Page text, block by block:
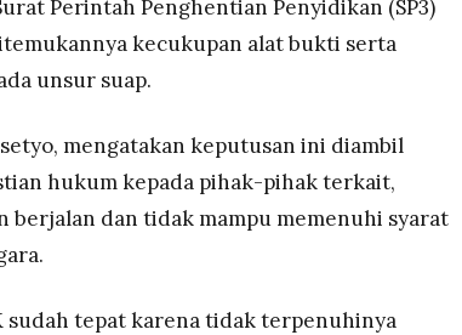
Perintah Penghentian Penyidikan (SP3)
kecukupan alat bukti serta
unsur suap.
mengatakan keputusan ini diambil
hukum kepada pihak-pihak terkait,
berjalan dan tidak mampu memenuhi syarat
sudah tepat karena tidak terpenuhinya